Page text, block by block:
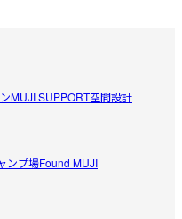
MUJI SUPPORT空間設計
ンプ場Found MUJI